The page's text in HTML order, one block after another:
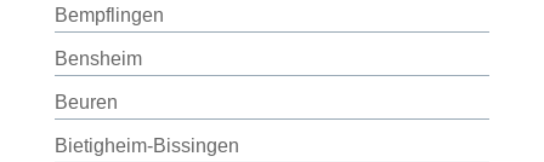
Bempflingen
Bensheim
Beuren
Bietigheim-Bissingen